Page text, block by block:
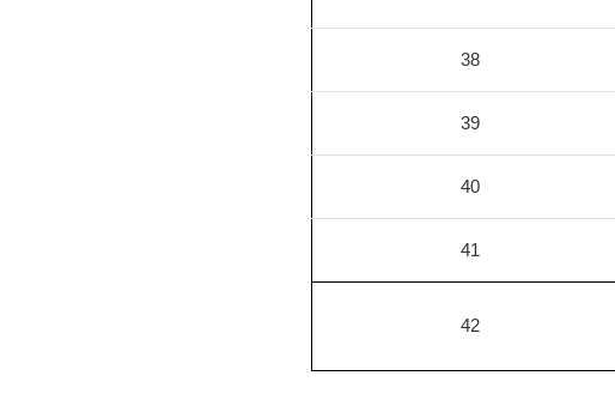
38
39
40
41
42